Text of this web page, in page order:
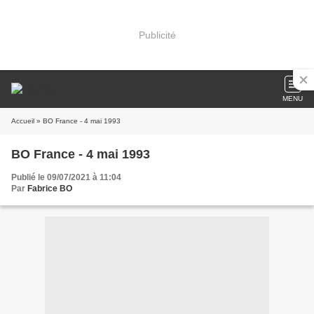
Publicité
MENU
Accueil » BO France - 4 mai 1993
BO France - 4 mai 1993
Publié le 09/07/2021 à 11:04
Par Fabrice BO